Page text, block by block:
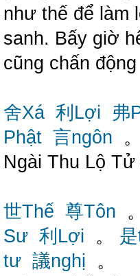
như thế để làm
sanh. Bấy giờ
cũng chấn
舍Xá 利Lợi 弗
Phật 言ngôn 。
Ngài Thu Lộ
世Thế 尊Tôn 。
Sư 利Lợi 。
tư 議nghị 。